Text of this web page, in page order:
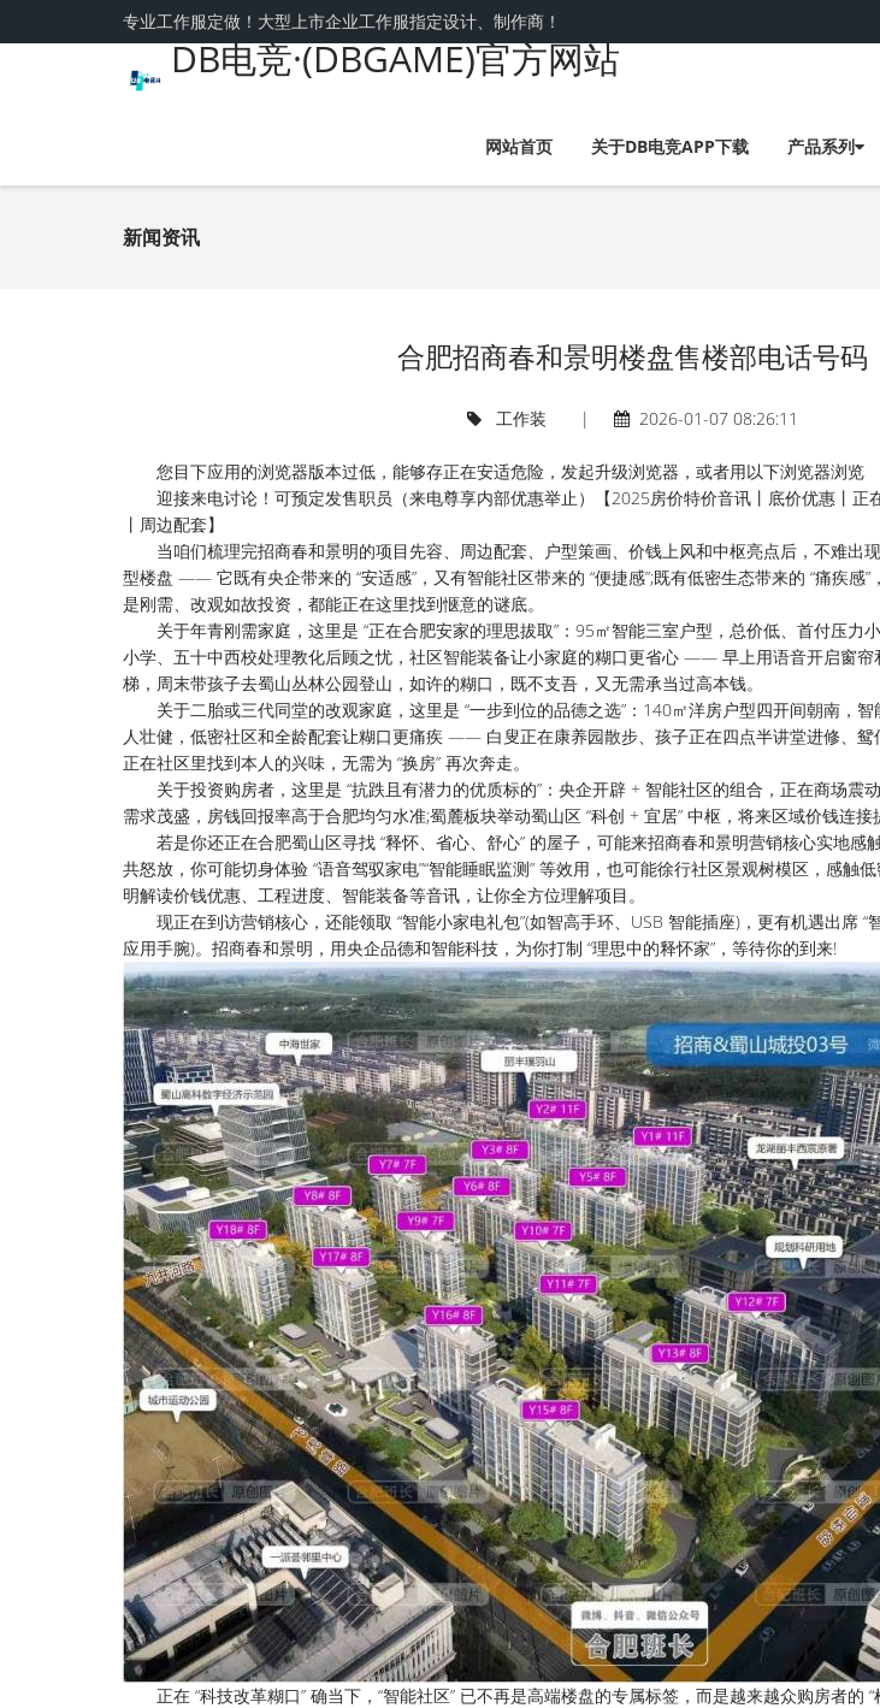
专业工作服定做！大型上市企业工作服指定设计、制作商！
DB电竞·(DBGAME)官方网站
网站首页 关于DB电竞APP下载 产品系列
新闻资讯
合肥招商春和景明楼盘售楼部电话号码
工作装 | 2026-01-07 08:26:11
您目下应用的浏览器版本过低，能够存正在安适危险，发起升级浏览器，或者用以下浏览器浏览
迎接来电讨论！可预定发售职员（来电尊享内部优惠举止）【2025房价特价音讯丨底价优惠丨正
丨周边配套】
当咱们梳理完招商春和景明的项目先容、周边配套、户型策画、价钱上风和中枢亮点后，不难出现
型楼盘 —— 它既有央企带来的 “安适感”，又有智能社区带来的 “便捷感”;既有低密生态带来的 “痛疾感”
是刚需、改观如故投资，都能正在这里找到惬意的谜底。
关于年青刚需家庭，这里是 “正在合肥安家的理思拔取”：95㎡智能三室户型，总价低、首付压力
小学、五十中西校处理教化后顾之忧，社区智能装备让小家庭的糊口更省心 —— 早上用语音开启窗帘
梯，周末带孩子去蜀山丛林公园登山，如许的糊口，既不支吾，又无需承当过高本钱。
关于二胎或三代同堂的改观家庭，这里是 “一步到位的品德之选”：140㎡洋房户型四开间朝南，智
人壮健，低密社区和全龄配套让糊口更痛疾 —— 白叟正在康养园散步、孩子正在四点半讲堂进修、
正在社区里找到本人的兴味，无需为 “换房” 再次奔走。
关于投资购房者，这里是 “抗跌且有潜力的优质标的”：央企开辟 + 智能社区的组合，正在商场震
需求茂盛，房钱回报率高于合肥均匀水准;蜀麓板块举动蜀山区 “科创 + 宜居” 中枢，将来区域价钱连接
若是你还正在合肥蜀山区寻找 “释怀、省心、舒心” 的屋子，可能来招商春和景明营销核心实地
共怒放，你可能切身体验 “语音驾驭家电”“智能睡眠监测” 等效用，也可能徐行社区景观树模区，感触
明解读价钱优惠、工程进度、智能装备等音讯，让你全方位理解项目。
现正在到访营销核心，还能领取 “智能小家电礼包”(如智高手环、USB 智能插座)，更有机遇出席 “
应用手腕)。招商春和景明，用央企品德和智能科技，为你打制 “理思中的释怀家”，等待你的到来!
正在 “科技改革糊口” 确当下，“智能社区” 已不再是高端楼盘的专属标签，而是越来越众购房者的